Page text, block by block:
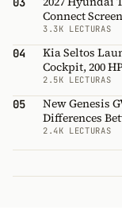
Connect Screen
3.3K LECTURAS
04
Kia Seltos
Cockpit, 200
2.5K LECTURAS
05
New Genesis
Differences
2.4K LECTURAS